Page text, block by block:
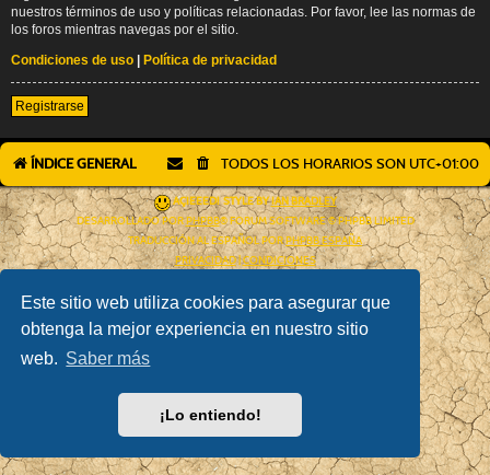
Este sitio web utiliza cookies para asegurar que
obtenga la mejor experiencia en nuestro sitio
web. Saber más
¡Lo entiendo!
nuestros términos de uso y políticas relacionadas. Por favor, lee las normas de
los foros mientras navegas por el sitio.
Condiciones de uso | Política de privacidad
Registrarse
ÍNDICE GENERAL TODOS LOS HORARIOS SON UTC+01:00
AÇIEEED! STYLE BYIAN BRADLEY
DESARROLLADO POR PHPBB® FORUM SOFTWARE © PHPBB LIMITED
TRADUCCIÓN AL ESPAÑOL POR PHPBB ESPAÑA
PRIVACIDAD|CONDICIONES